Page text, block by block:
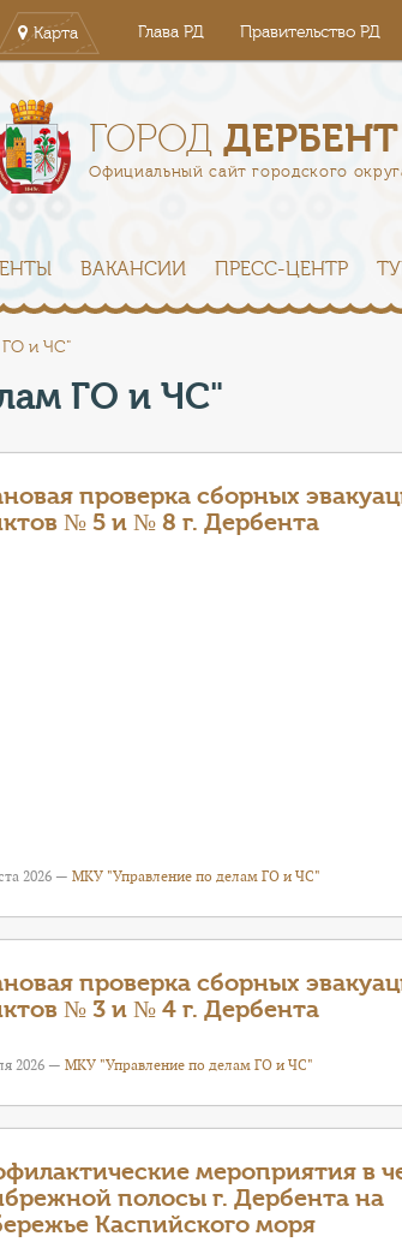
Карта Глава РД Правительство РД
ГОРОДДЕРБЕНТ
Официальный сайт городского
ВАКАНСИИ ПРЕСС-ЦЕНТР
ГО и ЧС"
ГО и ЧС"
проверка сборных
№ 5 и № 8 г. Дербента
2026 —МКУ "Управление по делам ГО и ЧС"
проверка сборных
№ 3 и № 4 г. Дербента
2026 —МКУ "Управление по делам ГО и ЧС"
мероприятия в
полосы г. Дербента на
Каспийского моря